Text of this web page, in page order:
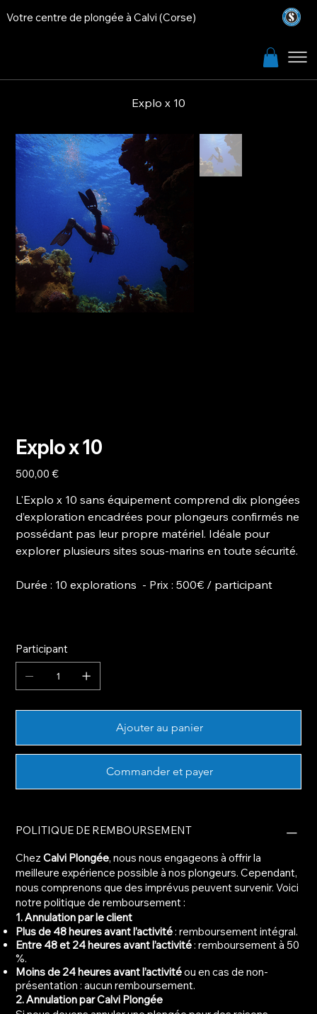
Votre centre de plongée à Calvi (Corse)
Explo x 10
Explo x 10
Prix
500,00 €
L'Explo x 10 sans équipement comprend dix plongées
d’exploration encadrées pour plongeurs confirmés ne
possédant pas leur propre matériel. Idéale pour
explorer plusieurs sites sous-marins en toute sécurité.
Durée : 10 explorations - Prix : 500€ / participant
Participant
Ajouter au panier
Commander et payer
POLITIQUE DE REMBOURSEMENT
ChezCalvi Plongée, nous nous engageons à offrir la
meilleure expérience possible à nos plongeurs. Cependant,
nous comprenons que des imprévus peuvent survenir. Voici
notre politique de remboursement :
1. Annulation par le client
Plus de 48 heures avant l’activité : remboursement intégral.
Entre 48 et 24 heures avant l’activité : remboursement à 50
%.
Moins de 24 heures avant l’activitéou en cas de non-
présentation : aucun remboursement.
2. Annulation par Calvi Plongée